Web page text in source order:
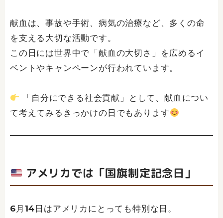
献血は、事故や手術、病気の治療など、多くの命
を支える大切な活動です。
この日には世界中で「献血の大切さ」を広めるイ
ベントやキャンペーンが行われています。
「自分にできる社会貢献」として、献血につい
て考えてみるきっかけの日でもあります
アメリカでは「国旗制定記念日」
6月14日はアメリカにとっても特別な日。